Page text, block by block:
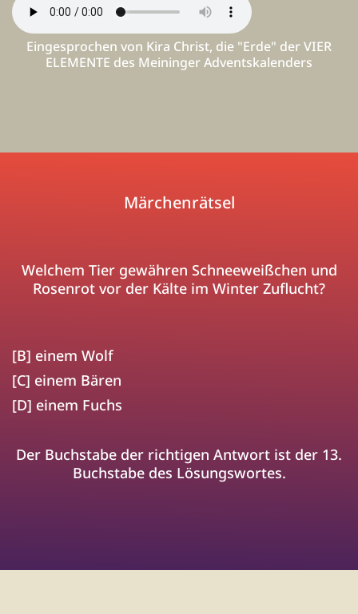
Eingesprochen von Kira Christ, die "Erde" der VIER
ELEMENTE des Meininger Adventskalenders
Märchenrätsel
Welchem Tier gewähren Schneeweißchen und
Rosenrot vor der Kälte im Winter Zuflucht?
[B] einem Wolf
[C] einem Bären
[D] einem Fuchs
Der Buchstabe der richtigen Antwort ist der 13.
Buchstabe des Lösungswortes.